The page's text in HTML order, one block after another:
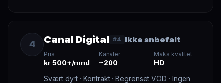
4 Canal Digital #4 Ikke anbefalt
Pris
kr 500+/mnd
Kanaler
~200
Maks kvalitet
HD
Svært dyrt · Kontrakt · Begrenset VOD · Ingen